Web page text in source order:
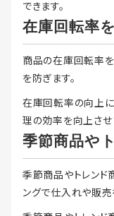
できます。
在庫回転率
商品の在庫回転率
を防ぎます。
在庫回転率の向上に
理の効率を向上させ
季節商品や
季節商品やトレンド
ングで仕入れや販売